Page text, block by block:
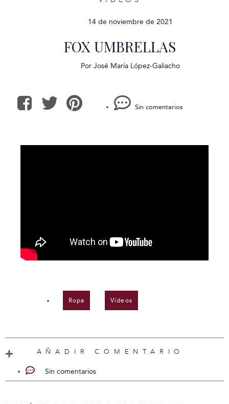
14 de noviembre de 2021
FOX UMBRELLAS
Por José María López-Galiacho
Sin comentarios
Ropa Vídeos
AÑADIR COMENTARIO
Sin comentarios